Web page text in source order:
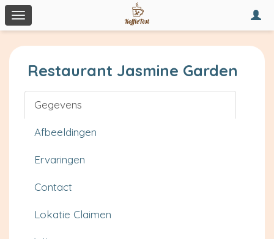
Toggle
navigation
Restaurant Jasmine Garden
Gegevens
Afbeeldingen
Ervaringen
Contact
Lokatie Claimen